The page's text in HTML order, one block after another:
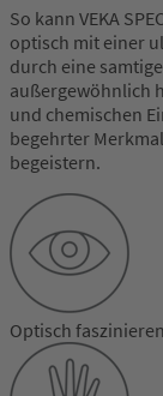
So kann VEKA
optisch mit einer
durch eine
außergewöhnlich
und chemischen
begehrter
begeistern.
Optisch